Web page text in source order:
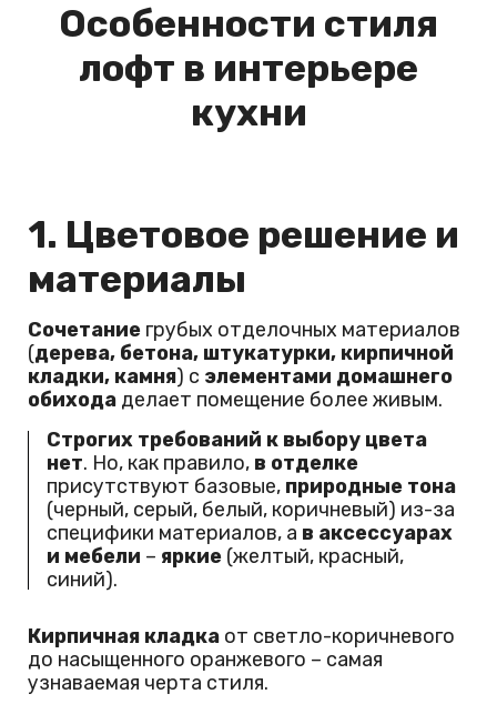
Особенности стиля
лофт в интерьере
кухни
1. Цветовое решение и
материалы
Сочетание грубых отделочных материалов
(дерева, бетона, штукатурки, кирпичной
кладки, камня) с элементами домашнего
обихода делает помещение более живым.
Строгих требований к выбору цвета
нет. Но, как правило, в отделке
присутствуют базовые, природные тона
(черный, серый, белый, коричневый) из-за
специфики материалов, а в аксессуарах
и мебели – яркие (желтый, красный,
синий).
Кирпичная кладка от светло-коричневого
до насыщенного оранжевого – самая
узнаваемая черта стиля.